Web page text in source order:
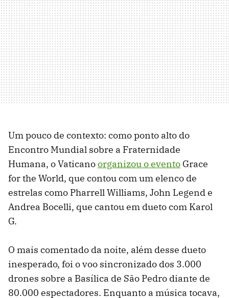
Um pouco de contexto: como ponto alto do
Encontro Mundial sobre a Fraternidade
Humana, o Vaticanoorganizou o evento Grace
for the World, que contou com um elenco de
estrelas como Pharrell Williams, John Legend e
Andrea Bocelli, que cantou em dueto com Karol
G.
O mais comentado da noite, além desse dueto
inesperado, foi o voo sincronizado dos 3.000
drones sobre a Basílica de São Pedro diante de
80.000 espectadores. Enquanto a música tocava,